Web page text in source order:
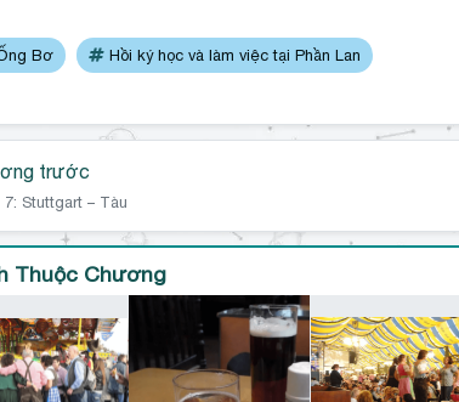
Bơ Hồi ký học và làm việc tại Phần Lan
trước
Stuttgart – Tàu
Thuộc Chương